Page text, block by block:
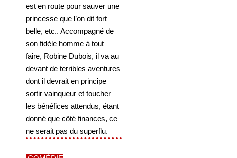
est en route pour sauver une
princesse que l’on dit fort
belle, etc.. Accompagné de
son fidèle homme à tout
faire, Robine Dubois, il va au
devant de terribles aventures
dont il devrait en principe
sortir vainqueur et toucher
les bénéfices attendus, étant
donné que côté finances, ce
ne serait pas du superflu.